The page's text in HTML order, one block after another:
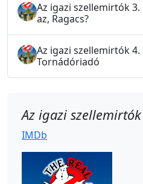
Az igazi szellemirtók 3.
az, Ragacs?
Az igazi szellemirtók 4.
Tornádóriadó
Az igazi szellemirtók
IMDb